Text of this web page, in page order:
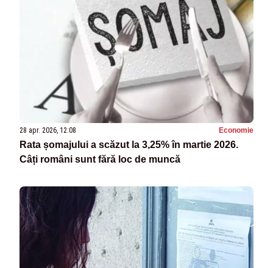
28 apr. 2026, 12:08 Economie
Rata șomajului a scăzut la 3,25% în martie 2026.
Câți români sunt fără loc de muncă